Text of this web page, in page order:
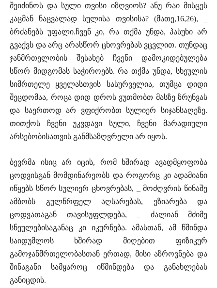
შეიძინოს და სული თვისი იზღვიოს? ანუ რაი მისცეს
კაცმან ნაცვალად სულისა თვისისა? (მათე,16,26), _
ბრძანებს უფალი.ჩვენ კი, რა თქმა უნდა, პასუხი არ
გვაქვს და არც არასწორ ცხოვრებას ვცვლით. თუნდაც
ჯანმრთელობის შესახებ ჩვენი დამოკიდებულება
სწორ მიდგომას საჭიროებს. რა თქმა უნდა, სხეულის
სიმრთელე ყველასთვის სასურველია, თუმცა დიდი
შეცდომაა, როცა დიდ დროს ვუთმობთ მასზე ზრუნვას
და საერთოდ არ ვფიქრობთ სულიერ სიჯანსაღეზე.
თითქოს ჩვენი უკვდავი სული, ჩვენი მარადიული
არსებობისათვის განმსაზღვრელი არ იყოს.
ბევრმა ისიც არ იცის, რომ ხშირად ავადმყოფობა
ცოდვისგან მომდინარეობს და როგორც კი ადამიანი
იწყებს სწორ სულიერ ცხოვრებას, _ მოძღვრის წინაშე
ამბობს გულწრფელ აღსარებას, ეზიარება და
ცოდვათაგან თავისუფლდება, _ ძალიან მძიმე
სნეულებისაგანაც კი იკურნება. ამასთან, ამ წმინდა
საიდუმლოს ხშირად მიღებით ფიზიკურ
გამოჯანმრთელობასთან ერთად, მისი აზროვნება და
შინაგანი სამყაროც იწმინდება და განახლებას
განიცდის.